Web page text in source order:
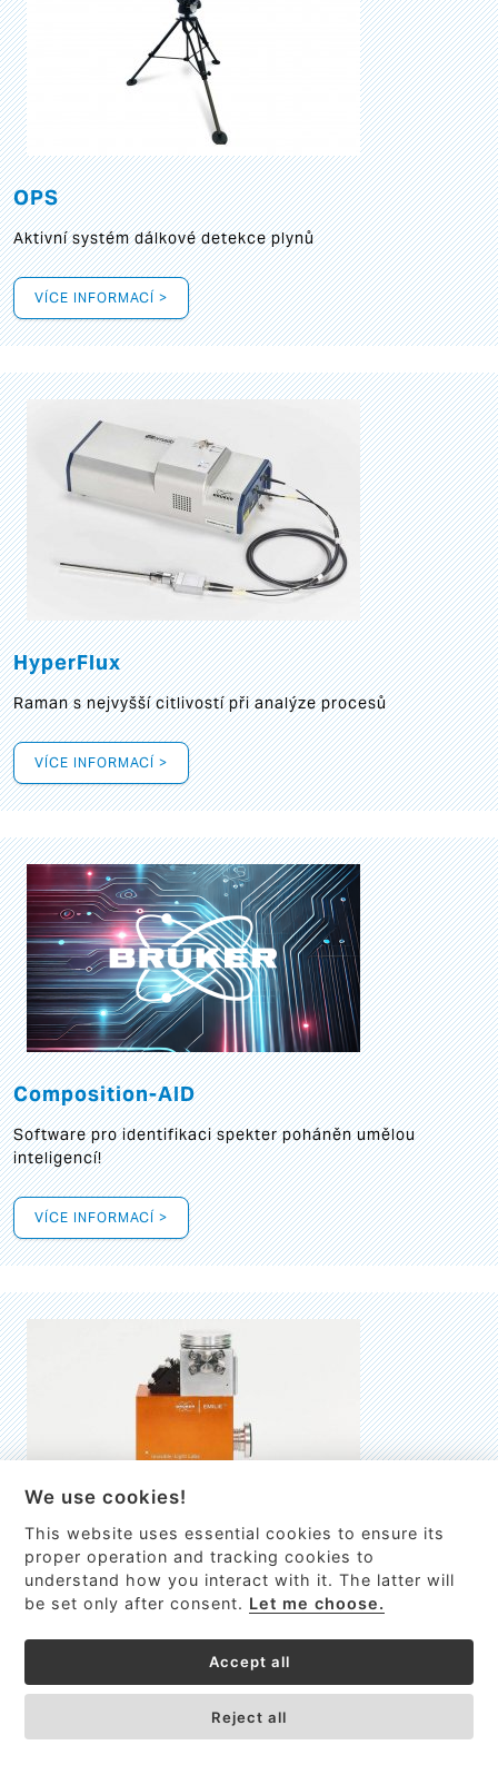
OPS
Aktivní systém dálkové detekce plynů
VÍCE INFORMACÍ >
HyperFlux
Raman s nejvyšší citlivostí při analýze procesů
VÍCE INFORMACÍ >
Composition-AID
Software pro identifikaci spekter poháněn umělou
inteligencí!
VÍCE INFORMACÍ >
EMILIE
První nano-elektro-mechanický (NEMS) FTIR analyzátor
We use cookies!
This website uses essential cookies to ensure its
proper operation and tracking cookies to
understand how you interact with it. The latter will
be set only after consent. Let me choose.
Accept all
Reject all